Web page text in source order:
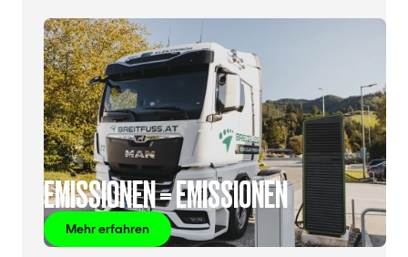
EMISSIONEN = EMISSIONEN
Mehr erfahren